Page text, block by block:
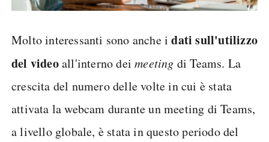
Molto interessanti sono anche idati sull'utilizzo
del videoall'interno deimeeting di Teams. La
crescita del numero delle volte in cui è stata
attivata la webcam durante un meeting di Teams,
a livello globale, è stata in questo periodo del